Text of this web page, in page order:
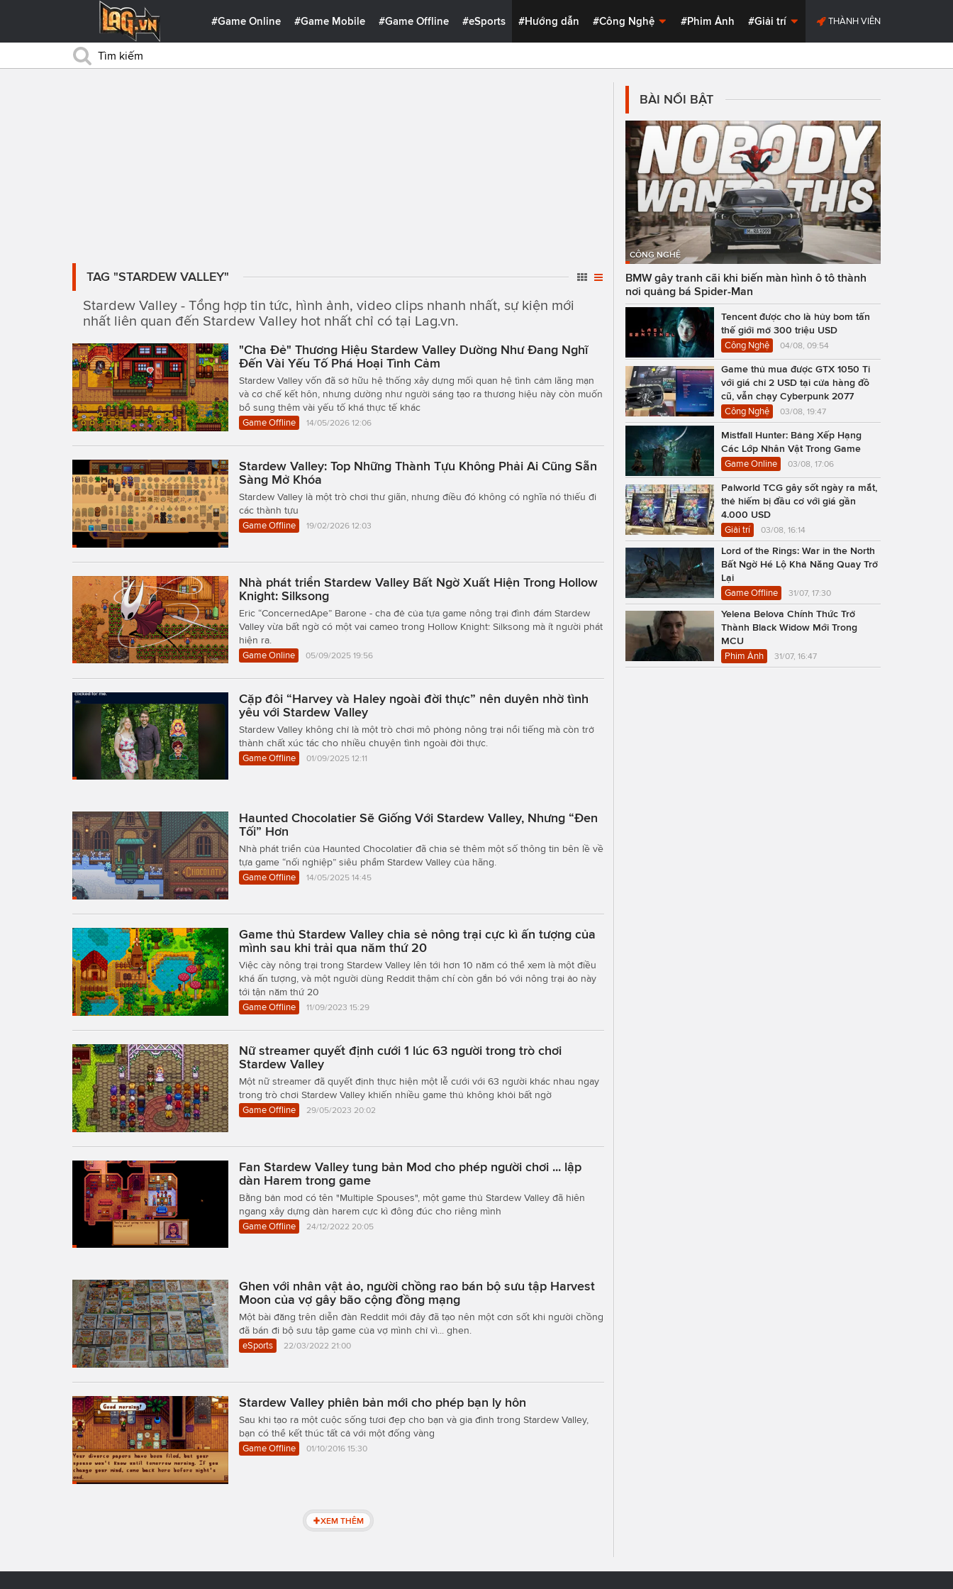
#Game Online #Game Mobile #Game Offline #eSports #Hướng dẫn #Công Nghệ #Phim Ảnh #Giải trí THÀNH VIÊN
TAG "STARDEW VALLEY"
Stardew Valley - Tổng hợp tin tức, hình ảnh, video clips nhanh nhất, sự kiện mới
nhất liên quan đến Stardew Valley hot nhất chỉ có tại Lag.vn.
"Cha Đẻ" Thương Hiệu Stardew Valley Dường Như Đang Nghĩ
Đến Vài Yếu Tố Phá Hoại Tình Cảm
Stardew Valley vốn đã sở hữu hệ thống xây dựng mối quan hệ tình cảm lãng mạn
và cơ chế kết hôn, nhưng dường như người sáng tạo ra thương hiệu này còn muốn
bổ sung thêm vài yếu tố khá thực tế khác
Game Offline
14/05/2026 12:06
Stardew Valley: Top Những Thành Tựu Không Phải Ai Cũng Sẵn
Sàng Mở Khóa
Stardew Valley là một trò chơi thư giãn, nhưng điều đó không có nghĩa nó thiếu đi
các thành tựu
Game Offline
19/02/2026 12:03
Nhà phát triển Stardew Valley Bất Ngờ Xuất Hiện Trong Hollow
Knight: Silksong
Eric “ConcernedApe” Barone - cha đẻ của tựa game nông trại đình đám Stardew
Valley vừa bất ngờ có một vai cameo trong Hollow Knight: Silksong mà ít người phát
hiện ra.
Game Online
05/09/2025 19:56
Cặp đôi “Harvey và Haley ngoài đời thực” nên duyên nhờ tình
yêu với Stardew Valley
Stardew Valley không chỉ là một trò chơi mô phỏng nông trại nổi tiếng mà còn trở
thành chất xúc tác cho nhiều chuyện tình ngoài đời thực.
Game Offline
01/09/2025 12:11
Haunted Chocolatier Sẽ Giống Với Stardew Valley, Nhưng “Đen
Tối” Hơn
Nhà phát triển của Haunted Chocolatier đã chia sẻ thêm một số thông tin bên lề về
tựa game “nối nghiệp” siêu phẩm Stardew Valley của hãng.
Game Offline
14/05/2025 14:45
Game thủ Stardew Valley chia sẻ nông trại cực kì ấn tượng của
mình sau khi trải qua năm thứ 20
Việc cày nông trại trong Stardew Valley lên tới hơn 10 năm có thể xem là một điều
khá ấn tượng, và một người dùng Reddit thậm chí còn gắn bó với nông trại ảo này
tới tận năm thứ 20
Game Offline
11/09/2023 15:29
Nữ streamer quyết định cưới 1 lúc 63 người trong trò chơi
Stardew Valley
Một nữ streamer đã quyết định thực hiện một lễ cưới với 63 người khác nhau ngay
trong trò chơi Stardew Valley khiến nhiều game thủ không khỏi bất ngờ
Game Offline
29/05/2023 20:02
Fan Stardew Valley tung bản Mod cho phép người chơi ... lập
dàn Harem trong game
Bằng bản mod có tên "Multiple Spouses", một game thủ Stardew Valley đã hiên
ngang xây dựng dàn harem cực kì đông đúc cho riêng mình
Game Offline
24/12/2022 20:05
Ghen với nhân vật ảo, người chồng rao bán bộ sưu tập Harvest
Moon của vợ gây bão cộng đồng mạng
Một bài đăng trên diễn đàn Reddit mới đây đã tạo nên một cơn sốt khi người chồng
đã bán đi bộ sưu tập game của vợ mình chỉ vì... ghen.
eSports
22/03/2022 21:00
Stardew Valley phiên bản mới cho phép bạn ly hôn
Sau khi tạo ra một cuộc sống tươi đẹp cho bạn và gia đình trong Stardew Valley,
bạn có thể kết thúc tất cả với một đống vàng
Game Offline
01/10/2016 15:30
XEM THÊM
BÀI NỔI BẬT
CÔNG NGHỆ
BMW gây tranh cãi khi biến màn hình ô tô thành
nơi quảng bá Spider-Man
Tencent được cho là hủy bom tấn
thế giới mở 300 triệu USD
Công Nghệ 04/08, 09:54
Game thủ mua được GTX 1050 Ti
với giá chỉ 2 USD tại cửa hàng đồ
cũ, vẫn chạy Cyberpunk 2077
Công Nghệ 03/08, 19:47
Mistfall Hunter: Bảng Xếp Hạng
Các Lớp Nhân Vật Trong Game
Game Online 03/08, 17:06
Palworld TCG gây sốt ngày ra mắt,
thẻ hiếm bị đầu cơ với giá gần
4.000 USD
Giải trí 03/08, 16:14
Lord of the Rings: War in the North
Bất Ngờ Hé Lộ Khả Năng Quay Trở
Lại
Game Offline 31/07, 17:30
Yelena Belova Chính Thức Trở
Thành Black Widow Mới Trong
MCU
Phim Ảnh 31/07, 16:47